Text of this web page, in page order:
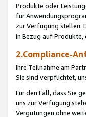
Produkte oder
für
zur Verfügung stellen.
in Bezug auf Produkte,
2.Compliance-
Ihre Teilnahme am
Sie sind verpflichtet,
Für den Fall, dass Sie
uns zur Verfügung
Vergütungen ohne